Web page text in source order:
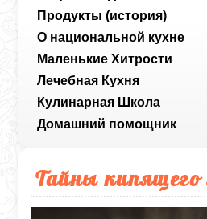
Продукты (история)
О национальной кухне
Маленькие Хитрости
Лечебная Кухня
Кулинарная Школа
Домашний помощник
Тайны